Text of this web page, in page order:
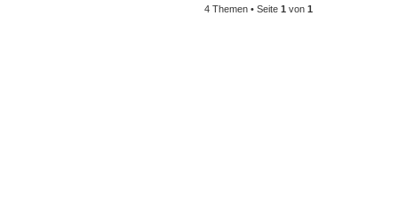
4 Themen • Seite 1 von 1